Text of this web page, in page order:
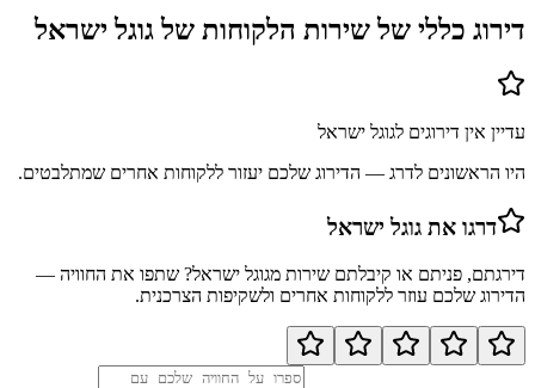
דירוג כללי של שירות הלקוחות שלגוגל ישראל
עדיין אין דירוגים לגוגל ישראל
היו הראשונים לדרג — הדירוג שלכם יעזור ללקוחות אחרים שמתלבטים.
דרגו את גוגל ישראל
דירגתם, פניתם או קיבלתם שירות מגוגל ישראל? שתפו את החוויה —
הדירוג שלכם עוזר ללקוחות אחרים ולשקיפות הצרכנית.